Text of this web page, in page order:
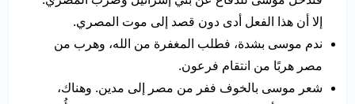
إلا أن هذا الفعل أدى دون قصد إلى موت المصري.
ندم موسى بشدة، فطلب المغفرة من الله، وهرب من
مصر هربًا من انتقام فرعون.
شعر موسى بالخوف ففر من مصر إلى مدين. وهناك،